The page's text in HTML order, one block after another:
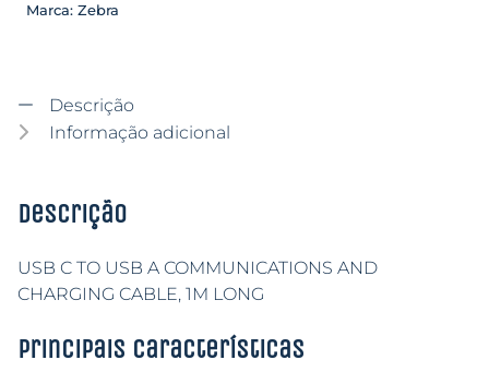
Marca: Zebra
Descrição
Informação adicional
Descrição
USB C TO USB A COMMUNICATIONS AND
CHARGING CABLE, 1M LONG
Principais características